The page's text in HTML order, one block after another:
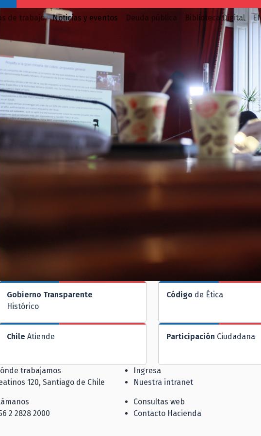
de trabajo Noticias y eventos Deuda pública Biblioteca Digital
Gobierno Transparente
Histórico
Código de Ética
Chile Atiende Participación Ciudadana
trabajamos
120, Santiago de Chile
2 2828 2000
Ingresa
Nuestra intranet
Consultas web
Contacto Hacienda